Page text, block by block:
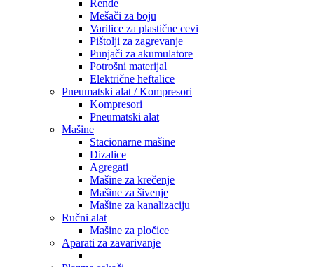
Rende
Mešači za boju
Varilice za plastične cevi
Pištolji za zagrevanje
Punjači za akumulatore
Potrošni materijal
Električne heftalice
Pneumatski alat / Kompresori
Kompresori
Pneumatski alat
Mašine
Stacionarne mašine
Dizalice
Agregati
Mašine za krečenje
Mašine za šivenje
Mašine za kanalizaciju
Ručni alat
Mašine za pločice
Aparati za zavarivanje